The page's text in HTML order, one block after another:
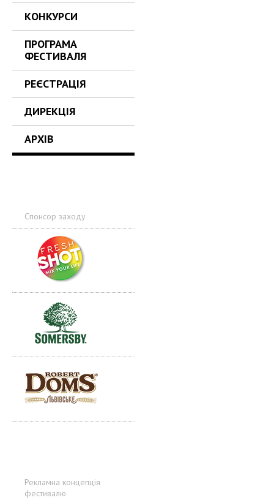
КОНКУРСИ
ПРОГРАМА
ФЕСТИВАЛЯ
РЕЄСТРАЦІЯ
ДИРЕКЦІЯ
АРХІВ
Спонсор заходу
Рекламна концепція
фестивалю